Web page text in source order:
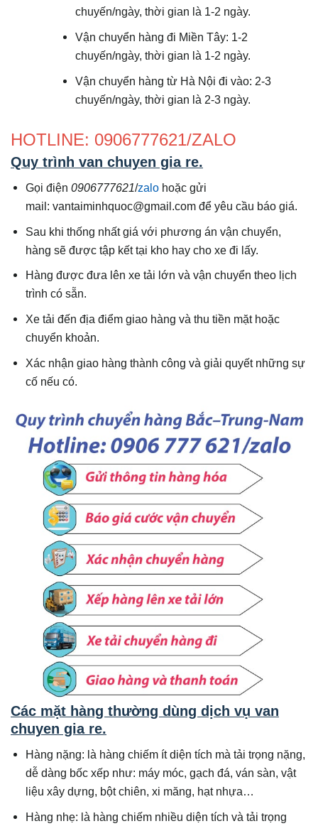
chuyến/ngày, thời gian là 1-2 ngày.
Vận chuyển hàng đi Miền Tây: 1-2
chuyến/ngày, thời gian là 1-2 ngày.
Vận chuyển hàng từ Hà Nội đi vào: 2-3
chuyến/ngày, thời gian là 2-3 ngày.
HOTLINE: 0906777621/ZALO
Quy trình van chuyen gia re.
Gọi điện0906777621/zalo hoặc gửi
mail: vantaiminhquoc@gmail.com để yêu cầu báo giá.
Sau khi thống nhất giá với phương án vận chuyển,
hàng sẽ được tập kết tại kho hay cho xe đi lấy.
Hàng được đưa lên xe tải lớn và vận chuyển theo lịch
trình có sẵn.
Xe tải đến địa điểm giao hàng và thu tiền mặt hoặc
chuyển khoản.
Xác nhận giao hàng thành công và giải quyết những sự
cố nếu có.
Các mặt hàng thường dùng dịch vụ van
chuyen gia re.
Hàng nặng: là hàng chiếm ít diện tích mà tải trọng nặng,
dễ dàng bốc xếp như: máy móc, gạch đá, ván sàn, vật
liệu xây dựng, bột chiên, xi măng, hạt nhựa…
Hàng nhẹ: là hàng chiếm nhiều diện tích và tải trọng